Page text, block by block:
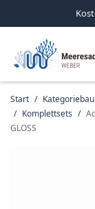
Start /
/ Komplettsets /
GLOSS